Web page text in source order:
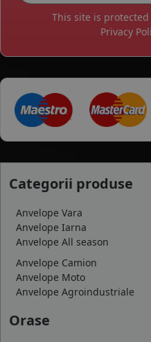
This site is protected
Privacy
Categorii produse
Anvelope Vara
Anvelope Iarna
Anvelope All season
Anvelope Camion
Anvelope Moto
Anvelope Agroindustriale
Orase